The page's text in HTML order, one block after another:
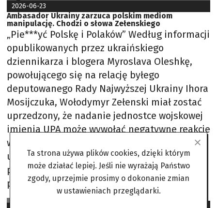
2026-06-23
Ambasador Ukrainy zarzuca polskim mediom
manipulację. Chodzi o słowa Zełenskiego
„Pie***yć Polskę i Polaków” Według informacji
opublikowanych przez ukraińskiego
dziennikarza i blogera Myroslava Oleshkę,
powołującego się na relację byłego
deputowanego Rady Najwyższej Ukrainy Ihora
Mosijczuka, Wołodymyr Zełenski miał zostać
uprzedzony, że nadanie jednostce wojskowej
imienia UPA może wywołać negatywne reakcje
w Polsce. Oleshko twierdził również, że część
ukraińskich historyków proponowała
przekazanie kwestii spornych dotyczących
pamięci
Ta strona używa plików cookies, dzięki którym
może działać lepiej. Jeśli nie wyrażają Państwo
zgody, uprzejmie prosimy o dokonanie zmian
w ustawieniach przeglądarki.